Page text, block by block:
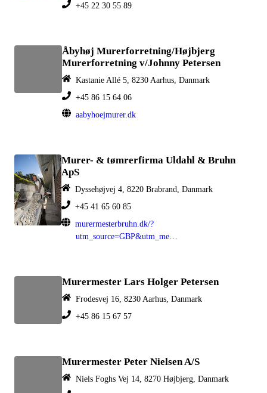
+45 22 30 55 89
Åbyhøj Murerforretning/Højbjerg
Murerforretning v/Johnny Petersen
Kastanie Allé 5, 8230 Aarhus, Danmark
+45 86 15 64 06
aabyhoejmurer.dk
Murer- & tømrerfirma Uldahl & Bruhn
ApS
Dyssehøjvej 4, 8220 Brabrand, Danmark
+45 41 65 60 85
murermesterbruhn.dk/?
utm_source=GBP&utm_medium=organic
Murermester Lars Holger Petersen
Frodesvej 16, 8230 Aarhus, Danmark
+45 86 15 67 57
Murermester Peter Nielsen A/S
Niels Foghs Vej 14, 8270 Højbjerg, Danmark